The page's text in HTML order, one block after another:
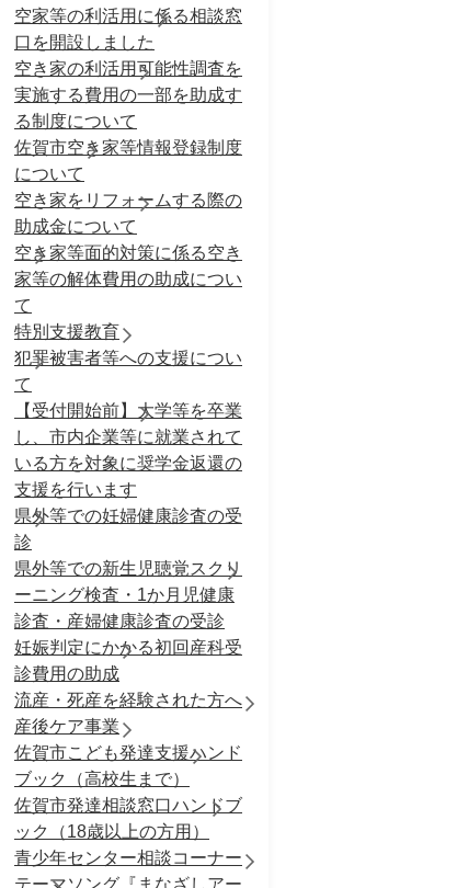
空家等の利活用に係る相談窓
口を開設しました
空き家の利活用可能性調査を
実施する費用の一部を助成す
る制度について
佐賀市空き家等情報登録制度
について
空き家をリフォームする際の
助成金について
空き家等面的対策に係る空き
家等の解体費用の助成につい
て
特別支援教育
犯罪被害者等への支援につい
て
【受付開始前】大学等を卒業
し、市内企業等に就業されて
いる方を対象に奨学金返還の
支援を行います
県外等での妊婦健康診査の受
診
県外等での新生児聴覚スクリ
ーニング検査・1か月児健康
診査・産婦健康診査の受診
妊娠判定にかかる初回産科受
診費用の助成
流産・死産を経験された方へ
産後ケア事業
佐賀市こども発達支援ハンド
ブック（高校生まで）
佐賀市発達相談窓口ハンドブ
ック（18歳以上の方用）
青少年センター相談コーナー
テーマソング『まなざしアー